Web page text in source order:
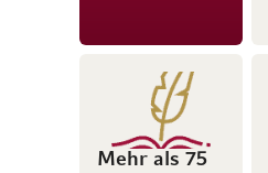
Mehr als 75